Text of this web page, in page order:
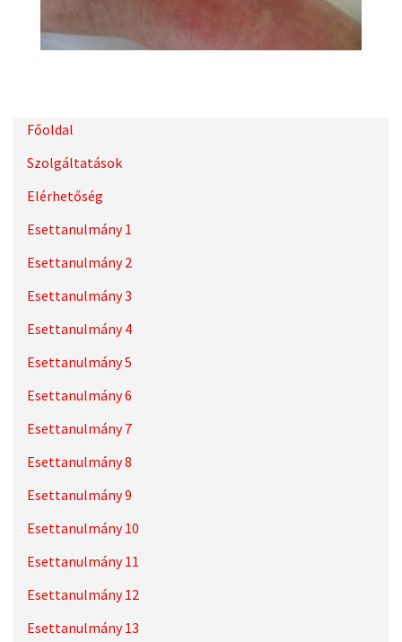
Főoldal
Szolgáltatások
Elérhetőség
Esettanulmány 1
Esettanulmány 2
Esettanulmány 3
Esettanulmány 4
Esettanulmány 5
Esettanulmány 6
Esettanulmány 7
Esettanulmány 8
Esettanulmány 9
Esettanulmány 10
Esettanulmány 11
Esettanulmány 12
Esettanulmány 13